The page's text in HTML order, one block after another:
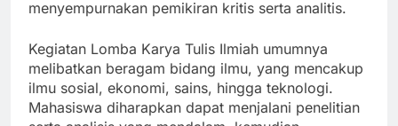
menyempurnakan pemikiran kritis serta analitis.
Kegiatan Lomba Karya Tulis Ilmiah umumnya
melibatkan beragam bidang ilmu, yang mencakup
ilmu sosial, ekonomi, sains, hingga teknologi.
Mahasiswa diharapkan dapat menjalani penelitian